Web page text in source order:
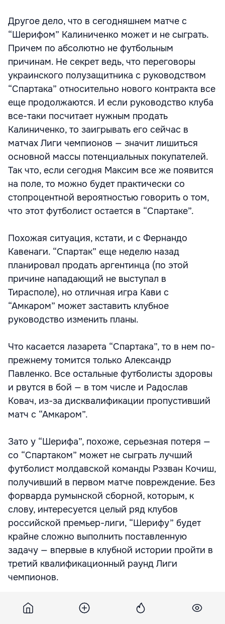
Другое дело, что в сегодняшнем матче с
“Шерифом” Калиниченко может и не сыграть.
Причем по абсолютно не футбольным
причинам. Не секрет ведь, что переговоры
украинского полузащитника с руководством
“Спартака” относительно нового контракта все
еще продолжаются. И если руководство клуба
все-таки посчитает нужным продать
Калиниченко, то заигрывать его сейчас в
матчах Лиги чемпионов — значит лишиться
основной массы потенциальных покупателей.
Так что, если сегодня Максим все же появится
на поле, то можно будет практически со
стопроцентной вероятностью говорить о том,
что этот футболист остается в “Спартаке”.
Похожая ситуация, кстати, и с Фернандо
Кавенаги. “Спартак” еще неделю назад
планировал продать аргентинца (по этой
причине нападающий не выступал в
Тирасполе), но отличная игра Кави с
“Амкаром” может заставить клубное
руководство изменить планы.
Что касается лазарета “Спартака”, то в нем по-
прежнему томится только Александр
Павленко. Все остальные футболисты здоровы
и рвутся в бой — в том числе и Радослав
Ковач, из-за дисквалификации пропустивший
матч с “Амкаром”.
Зато у “Шерифа”, похоже, серьезная потеря —
со “Спартаком” может не сыграть лучший
футболист молдавской команды Рэзван Кочиш,
получивший в первом матче повреждение. Без
форварда румынской сборной, которым, к
слову, интересуется целый ряд клубов
российской премьер-лиги, “Шерифу” будет
крайне сложно выполнить поставленную
задачу — впервые в клубной истории пройти в
третий квалификационный раунд Лиги
чемпионов.
Остается напомнить, что игру будет судить 34-